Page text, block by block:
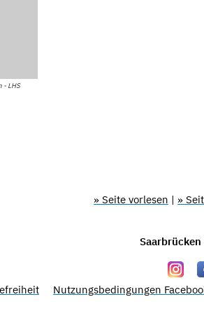
- LHS
» Seite vorlesen | »
Nutzungsbedingungen